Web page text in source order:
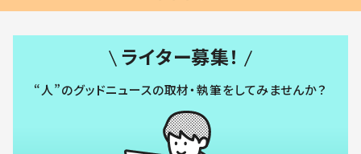
ライター募集！
“人”のグッドニュースの取材・執筆をしてみませんか？